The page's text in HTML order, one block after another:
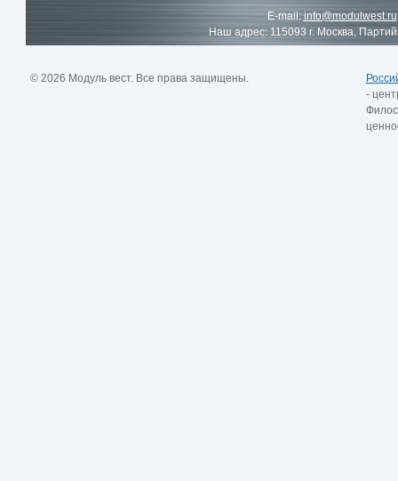
E-mail: info@modulwest.ru
Наш адрес: 115093 г. Москва,
© 2026 Модуль вест. Все права защищены.
-